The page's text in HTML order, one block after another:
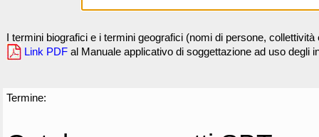
I termini biografici e i termini geografici (nomi di persone,
Link PDF al Manuale applicativo di soggettazione ad uso degli
Termine: